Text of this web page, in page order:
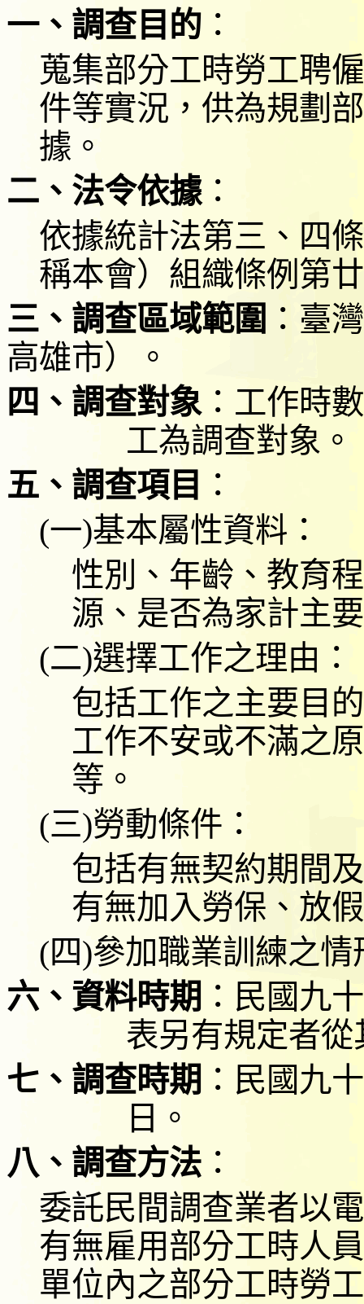
一、調查目的 ：
蒐集部分工時勞工聘
件等實況，供為規劃
據。
二、法令依據：
依據統計法第三、四
稱本會）組織條例第
三、 調查區域範圍 ：臺
高雄市）。
四、調查對象： 工作時
工為調查對象。
五、調查項目 ：
(一)基本屬性資料：
性別、年齡、教育
源、是否為家計主
(二)選擇工作之理由 ：
包括工作之主要目的
工作不安或不滿之
等。
(三)勞動條件 ：
包括有無契約期間
有無加入勞保、放
(四)參加職業訓練之情
六、資料時期 ：民國九
表另有規定者從
七、調查時期 ： 民國九
日 。
八、調查方法 ：
委託民間調查業者以
有無雇用部分工時人
單位內之部分工時勞工